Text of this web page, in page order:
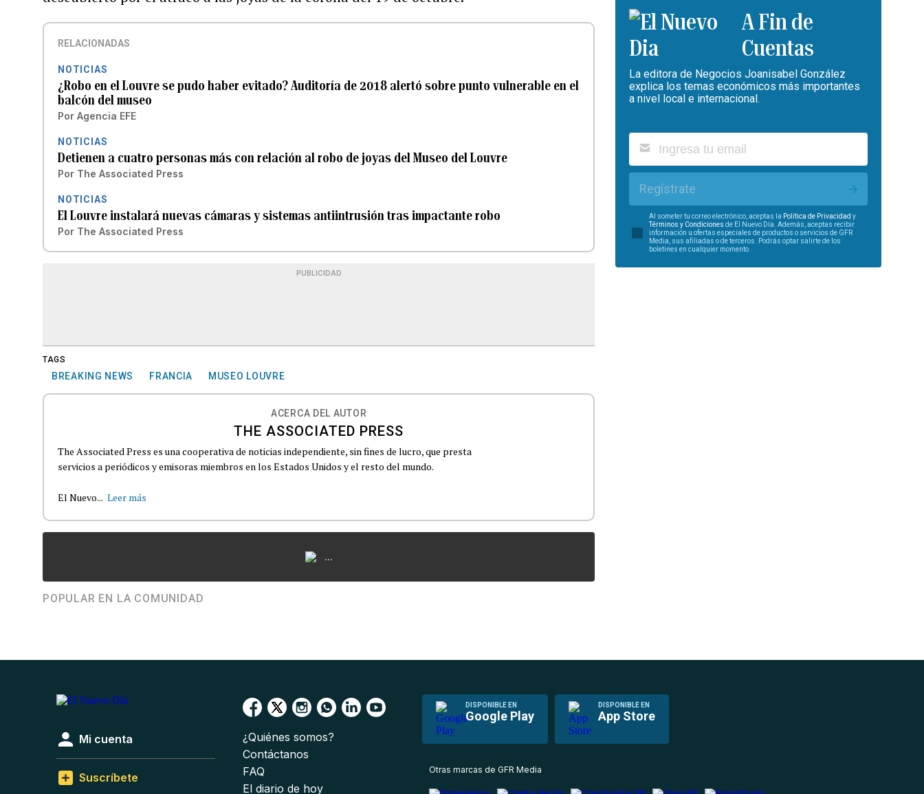
RELACIONADAS
NOTICIAS
¿Robo en el Louvre se pudo haber evitado? Auditoría de 2018 alertó sobre punto vulnerable en el
balcón del museo
Por Agencia EFE
NOTICIAS
Detienen a cuatro personas más con relación al robo de joyas del Museo del Louvre
Por The Associated Press
NOTICIAS
El Louvre instalará nuevas cámaras y sistemas antiintrusión tras impactante robo
Por The Associated Press
PUBLICIDAD
TAGS
BREAKING NEWS FRANCIA MUSEO LOUVRE
ACERCA DEL AUTOR
THE ASSOCIATED PRESS
The Associated Press es una cooperativa de noticias independiente, sin fines de lucro, que presta
servicios a periódicos y emisoras miembros en los Estados Unidos y el resto del mundo.
El Nuevo... Leer más
...
POPULAR EN LA COMUNIDAD
A Fin de
Cuentas
La editora de Negocios Joanisabel González
explica los temas económicos más importantes
a nivel local e internacional.
Regístrate
Al someter tu correo electrónico, aceptas la Política de Privacidad y
Términos y Condiciones de El Nuevo Día. Además, aceptas recibir
información u ofertas especiales de productos o servicios de GFR
Media, sus afiliadas o de terceros. Podrás optar salirte de los
boletines en cualquier momento.
DISPONIBLE EN
Google Play
DISPONIBLE EN
App Store
Mi cuenta
Suscríbete
¿Quiénes somos?
Contáctanos
FAQ
El diario de hoy
Otras marcas de GFR Media